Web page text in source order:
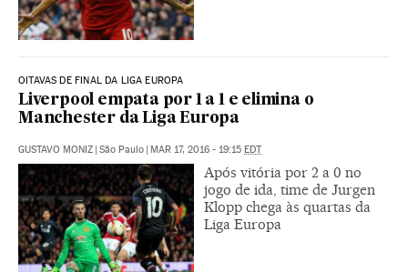
OITAVAS DE FINAL DA LIGA EUROPA
Liverpool empata por 1 a 1 e elimina o
Manchester da Liga Europa
GUSTAVO MONIZ São Paulo MAR 17, 2016 - 19:15 EDT
Após vitória por 2 a 0 no
jogo de ida, time de Jurgen
Klopp chega às quartas da
Liga Europa